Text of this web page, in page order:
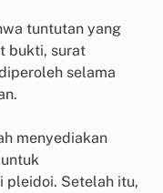
tuntutan yang
bukti, surat
selama
menyediakan
pleidoi. Setelah itu,